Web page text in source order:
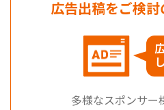
広告出稿をご検
多様なスポンサー